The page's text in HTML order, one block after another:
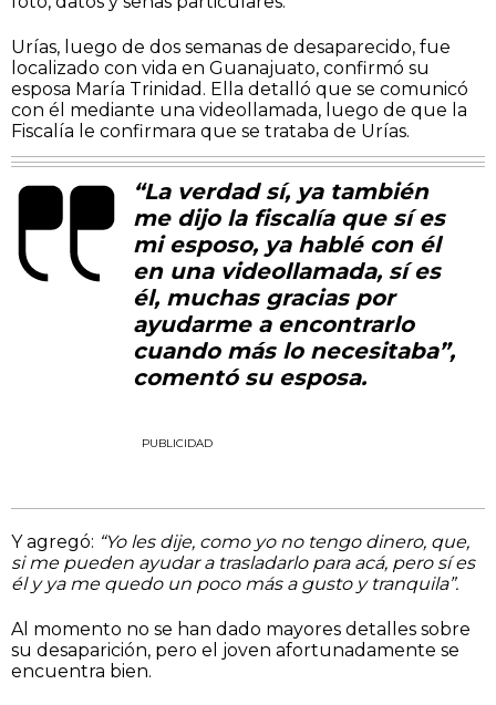
Urías, luego de dos semanas de desaparecido, fue
localizado con vida en Guanajuato, confirmó su
esposa María Trinidad. Ella detalló que se comunicó
con él mediante una videollamada, luego de que la
Fiscalía le confirmara que se trataba de Urías.
“La verdad sí, ya también
me dijo la fiscalía que sí es
mi esposo, ya hablé con él
en una videollamada, sí es
él, muchas gracias por
ayudarme a encontrarlo
cuando más lo necesitaba”,
comentó su esposa.
PUBLICIDAD
Y agregó: “Yo les dije, como yo no tengo dinero, que,
si me pueden ayudar a trasladarlo para acá, pero sí es
él y ya me quedo un poco más a gusto y tranquila”.
Al momento no se han dado mayores detalles sobre
su desaparición, pero el joven afortunadamente se
encuentra bien.